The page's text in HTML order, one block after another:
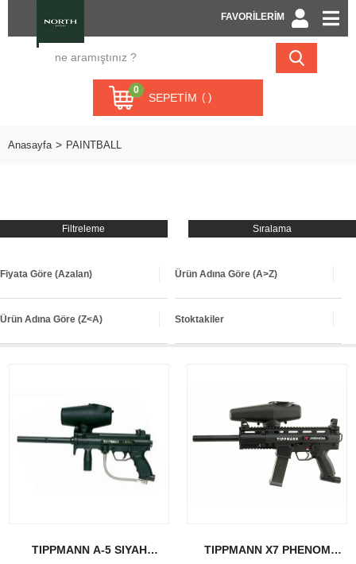
FAVORİLERİM
SEPETIM
0
Anasayfa PAINTBALL
Filtreleme Sıralama
Fiyata Göre (Azalan) Ürün Adına Göre (A>Z)
Ürün Adına Göre (Z<A) Stoktakiler
TIPPMANN A-5 SIYAH
TIPPMANN X7 PHENOM